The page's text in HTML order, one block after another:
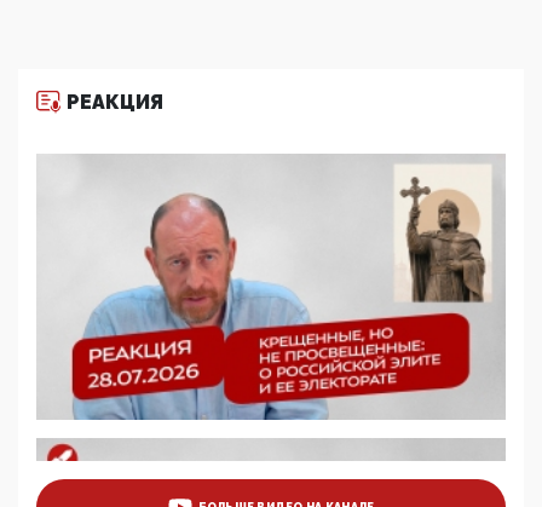
11:53, 09 Июня 2026
деятельность ИИТО ЮНЕСКО в России, но
цифроглобалисты продолжают определять
повестку в образовании
09:43, 01 Июня 2026
5G за счет здоровья граждан: Минцифры намерено
отобрать у регионов и муниципалитетов право
защищать жилые дома и социальные объекты от
05:58, 26 Мая 2026
Роскомнадзор освободили от борца с
деструктивным и опасным контентом
07:39, 25 Мая 2026
ценностей: «Новые люди» поднимают электорат
РЕАКЦИЯ